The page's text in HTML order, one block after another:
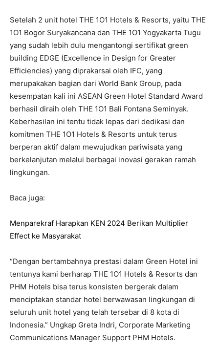
Setelah 2 unit hotel THE 1O1 Hotels & Resorts, yaitu THE
1O1 Bogor Suryakancana dan THE 1O1 Yogyakarta Tugu
yang sudah lebih dulu mengantongi sertifikat green
building EDGE (Excellence in Design for Greater
Efficiencies) yang diprakarsai oleh IFC, yang
merupakakan bagian dari World Bank Group, pada
kesempatan kali ini ASEAN Green Hotel Standard Award
berhasil diraih oleh THE 1O1 Bali Fontana Seminyak.
Keberhasilan ini tentu tidak lepas dari dedikasi dan
komitmen THE 1O1 Hotels & Resorts untuk terus
berperan aktif dalam mewujudkan pariwisata yang
berkelanjutan melalui berbagai inovasi gerakan ramah
lingkungan.
Baca juga:
Menparekraf Harapkan KEN 2024 Berikan Multiplier
Effect ke Masyarakat
“Dengan bertambahnya prestasi dalam Green Hotel ini
tentunya kami berharap THE 1O1 Hotels & Resorts dan
PHM Hotels bisa terus konsisten bergerak dalam
menciptakan standar hotel berwawasan lingkungan di
seluruh unit hotel yang telah tersebar di 8 kota di
Indonesia.” Ungkap Greta Indri, Corporate Marketing
Communications Manager Support PHM Hotels.